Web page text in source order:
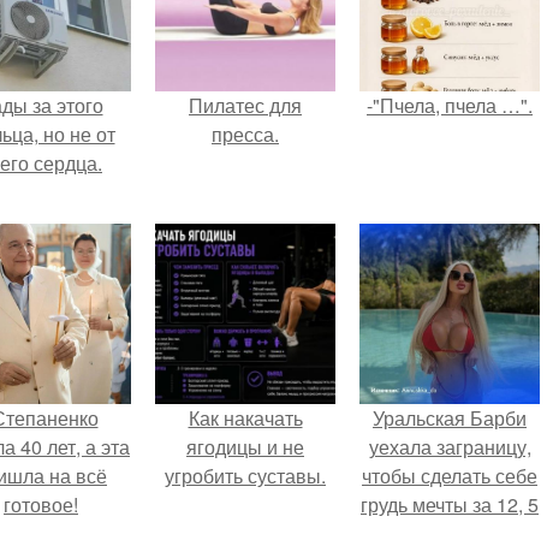
за этого
но не от
сердца.
Пилатес для
пресса.
-"Пчела, пчела …".
40 лет, а эта
на всё
готовое!
Как накачать
ягодицы и не
угробить суставы.
Уральская Барби
уехала заграницу,
чтобы сделать себе
грудь мечты за 12, 5